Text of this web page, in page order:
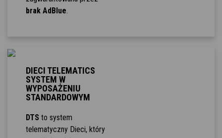
brak AdBlue.
DIECI TELEMATICS
SYSTEM W
WYPOSAŻENIU
STANDARDOWYM
DTS to system
telematyczny Dieci, który